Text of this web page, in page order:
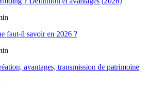
faut-il savoir en 2026 ?
avantages, transmission de patrimoine